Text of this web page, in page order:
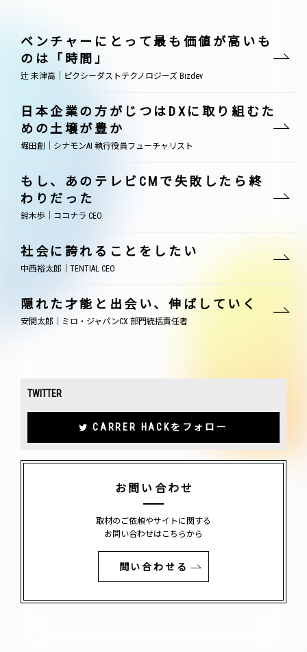
ベンチャーにとって最も価値が高いも
のは「時間」
辻 未津高｜ピクシーダストテクノロジーズ Bizdev
日本企業の方がじつはDXに取り組むた
めの土壌が豊か
堀田創｜シナモンAI 執行役員フューチャリスト
もし、あのテレビCMで失敗したら終
わりだった
鈴木歩｜ココナラ CEO
社会に誇れることをしたい
中西裕太郎｜TENTIAL CEO
隠れた才能と出会い、伸ばしていく
安間太郎｜ミロ・ジャパンCX 部門統括責任者
TWITTER
CARRER HACKをフォロー
お問い合わせ
取材のご依頼やサイトに関する
お問い合わせはこちらから
問い合わせる